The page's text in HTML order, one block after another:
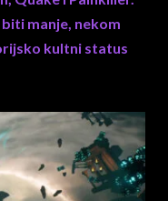
manje, nekom
kultni status